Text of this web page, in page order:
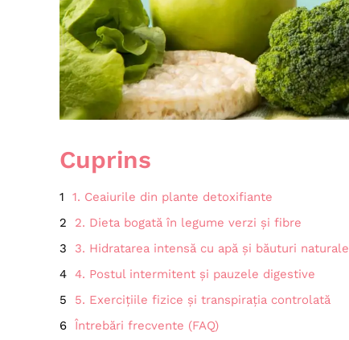
Cuprins
1. Ceaiurile din plante detoxifiante
2. Dieta bogată în legume verzi și fibre
3. Hidratarea intensă cu apă și băuturi naturale
4. Postul intermitent și pauzele digestive
5. Exercițiile fizice și transpirația controlată
Întrebări frecvente (FAQ)